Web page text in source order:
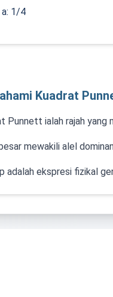
1/4
Kuadrat
Punnett ialah rajah yang
mewakili alel
adalah ekspresi fizikal